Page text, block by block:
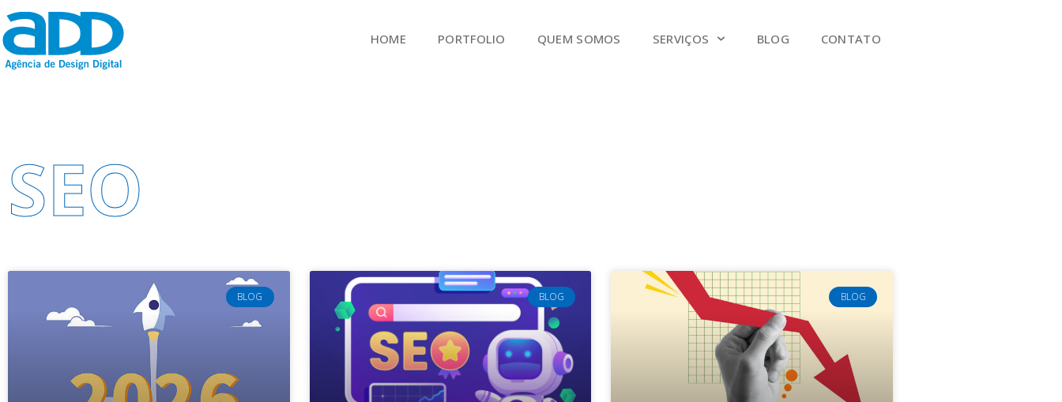
HOME PORTFOLIO QUEM SOMOS SERVIÇOS BLOG CONTATO
SEO
BLOG BLOG BLOG